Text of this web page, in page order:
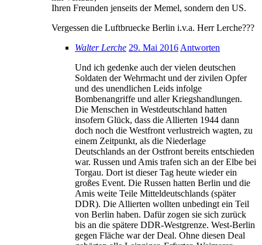
Ihren Freunden jenseits der Memel, sondern den US.
Vergessen die Luftbruecke Berlin i.v.a. Herr Lerche???
Walter Lerche 29. Mai 2016 Antworten
Und ich gedenke auch der vielen deutschen
Soldaten der Wehrmacht und der zivilen Opfer
und des unendlichen Leids infolge
Bombenangriffe und aller Kriegshandlungen.
Die Menschen in Westdeutschland hatten
insofern Glück, dass die Allierten 1944 dann
doch noch die Westfront verlustreich wagten, zu
einem Zeitpunkt, als die Niederlage
Deutschlands an der Ostfront bereits entschieden
war. Russen und Amis trafen sich an der Elbe bei
Torgau. Dort ist dieser Tag heute wieder ein
großes Event. Die Russen hatten Berlin und die
Amis weite Teile Mitteldeutschlands (später
DDR). Die Allierten wollten unbedingt ein Teil
von Berlin haben. Dafür zogen sie sich zurück
bis an die spätere DDR-Westgrenze. West-Berlin
gegen Fläche war der Deal. Ohne diesen Deal